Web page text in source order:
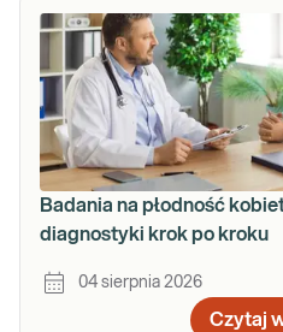
Badania na płodność
diagnostyki krok po kroku
04 sierpnia 2026
Czytaj